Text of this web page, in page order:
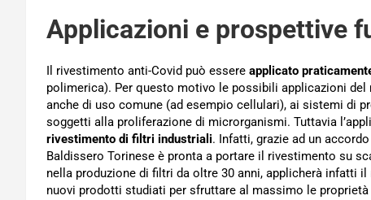
Applicazioni e prospettive
Il rivestimento anti-Covid può essere applicato
polimerica). Per questo motivo le possibili applicazioni
anche di uso comune (ad esempio cellulari), ai sistemi di
soggetti alla proliferazione di microrganismi. Tuttavia
rivestimento di filtri industriali. Infatti, grazie ad un
Baldissero Torinese è pronta a portare il rivestimento su
nella produzione di filtri da oltre 30 anni, applicherà infatti
nuovi prodotti studiati per sfruttare al massimo le